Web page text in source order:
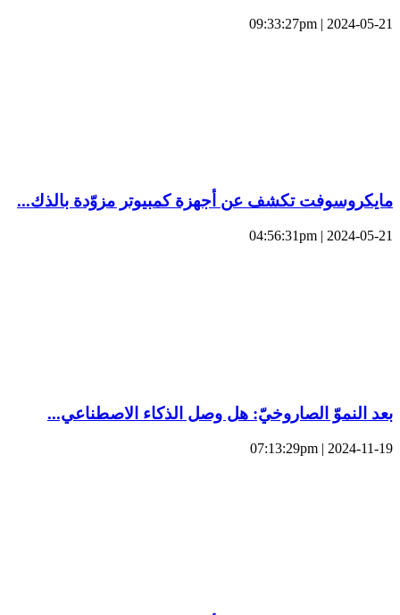
2024-05-21 | 09:33:27pm
مايكروسوفت تكشف عن أجهزة كمبيوتر مزوّدة بالذك...
2024-05-21 | 04:56:31pm
بعد النموّ الصاروخيّ: هل وصل الذكاء الاصطناعي...
2024-11-19 | 07:13:29pm